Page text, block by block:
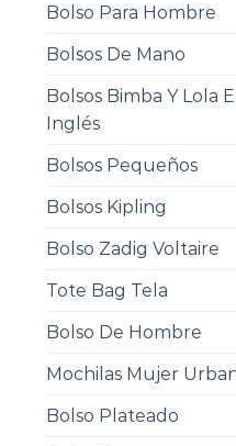
Bolso Para Hombre
Bolsos De Mano
Bolsos Bimba Y Lola
Inglés
Bolsos Pequeños
Bolsos Kipling
Bolso Zadig Voltaire
Tote Bag Tela
Bolso De Hombre
Mochilas Mujer
Bolso Plateado